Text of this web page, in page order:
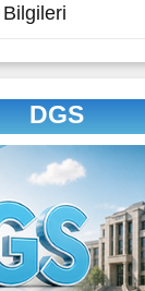
DGS